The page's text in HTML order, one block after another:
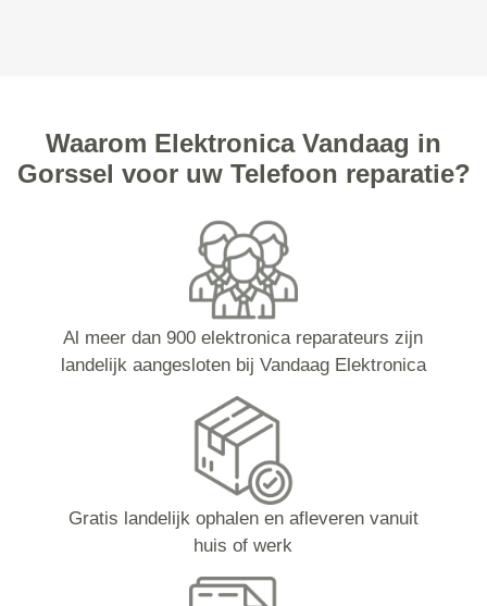
Waarom Elektronica Vandaag in
Gorssel voor uw Telefoon reparatie?
Al meer dan 900 elektronica reparateurs zijn
landelijk aangesloten bij Vandaag Elektronica
Gratis landelijk ophalen en afleveren vanuit
huis of werk